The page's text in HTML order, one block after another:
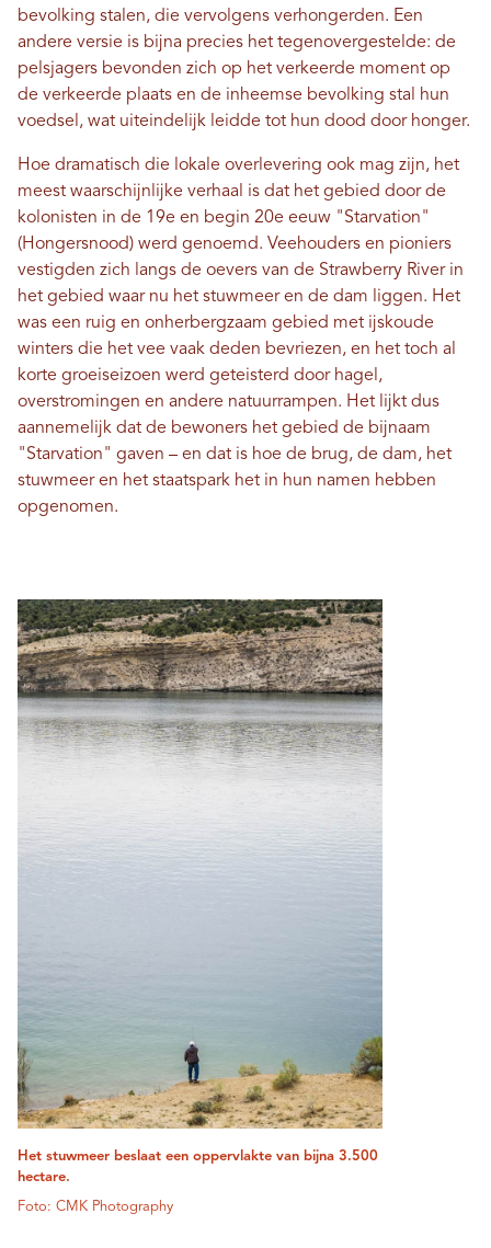
bevolking stalen, die vervolgens verhongerden. Een
andere versie is bijna precies het tegenovergestelde: de
pelsjagers bevonden zich op het verkeerde moment op
de verkeerde plaats en de inheemse bevolking stal hun
voedsel, wat uiteindelijk leidde tot hun dood door honger.
Hoe dramatisch die lokale overlevering ook mag zijn, het
meest waarschijnlijke verhaal is dat het gebied door de
kolonisten in de 19e en begin 20e eeuw "Starvation"
(Hongersnood) werd genoemd. Veehouders en pioniers
vestigden zich langs de oevers van de Strawberry River in
het gebied waar nu het stuwmeer en de dam liggen. Het
was een ruig en onherbergzaam gebied met ijskoude
winters die het vee vaak deden bevriezen, en het toch al
korte groeiseizoen werd geteisterd door hagel,
overstromingen en andere natuurrampen. Het lijkt dus
aannemelijk dat de bewoners het gebied de bijnaam
"Starvation" gaven – en dat is hoe de brug, de dam, het
stuwmeer en het staatspark het in hun namen hebben
opgenomen.
Het stuwmeer beslaat een oppervlakte van bijna 3.500
hectare.
Foto: CMK Photography